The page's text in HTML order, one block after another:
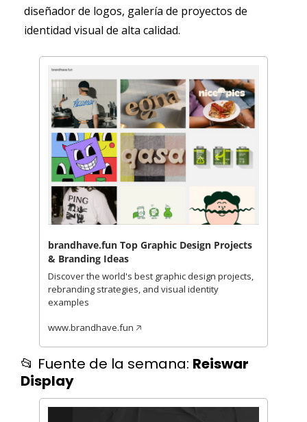
diseñador de logos, galería de proyectos de
identidad visual de alta calidad.
brandhave.fun Top Graphic Design Projects
& Branding Ideas
Discover the world's best graphic design projects,
rebranding strategies, and visual identity
examples
www.brandhave.fun 🡥
📂 Fuente de la semana: Reiswar
Display